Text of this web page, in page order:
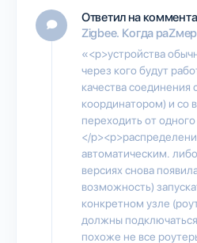
Ответил на
Zigbee. Когда
«<p>устройства
через кого будут
качества соединения
координатором) и со
переходить от одного
</
автоматическим.
версиях снова
возможность)
конкретном узле
должны
похоже не все